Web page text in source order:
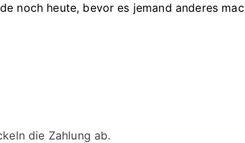
noch heute, bevor es jemand anderes
die Zahlung ab.